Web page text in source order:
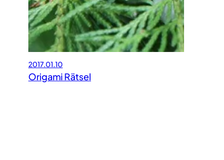
2017.01.10
Origami Rätsel